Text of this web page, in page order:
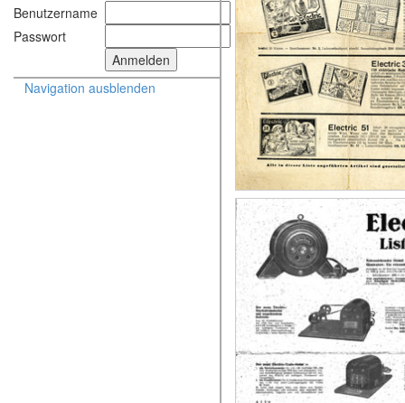
Benutzername
Passwort
Navigation ausblenden